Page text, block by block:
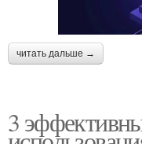
читать дальше →
3